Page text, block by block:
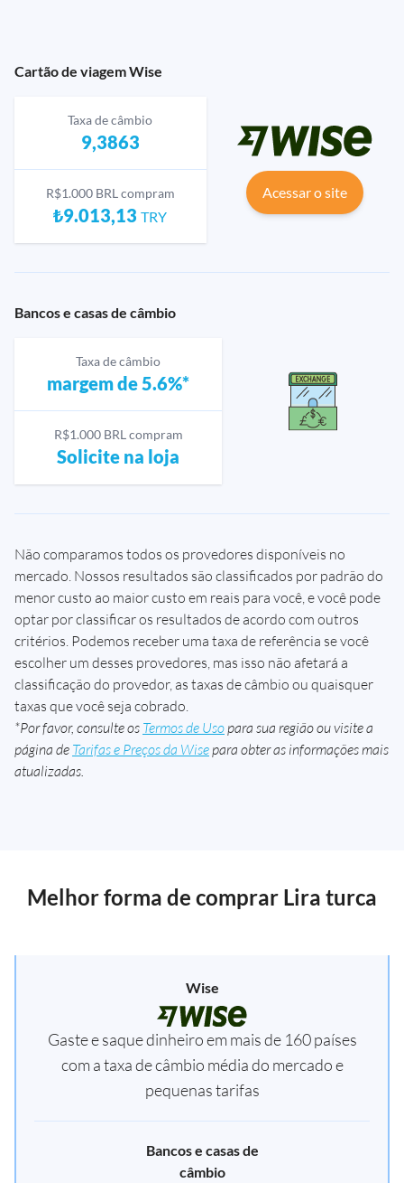
Cartão de viagem Wise
Taxa de câmbio
9,3863
R$1.000 BRL compram
₺9.013,13 TRY
Acessar o site
Bancos e casas de câmbio
Taxa de câmbio
margem de 5.6%*
R$1.000 BRL compram
Solicite na loja
Não comparamos todos os provedores disponíveis no
mercado. Nossos resultados são classificados por padrão do
menor custo ao maior custo em reais para você, e você pode
optar por classificar os resultados de acordo com outros
critérios. Podemos receber uma taxa de referência se você
escolher um desses provedores, mas isso não afetará a
classificação do provedor, as taxas de câmbio ou quaisquer
taxas que você seja cobrado.
*Por favor, consulte os Termos de Usopara sua região ou visite a
página de Tarifas e Preços da Wisepara obter as informações mais
atualizadas.
Melhor forma de comprar Lira turca
Wise
Gaste e saque dinheiro em mais de 160 países
com a taxa de câmbio média do mercado e
pequenas tarifas
Bancos e casas de
câmbio